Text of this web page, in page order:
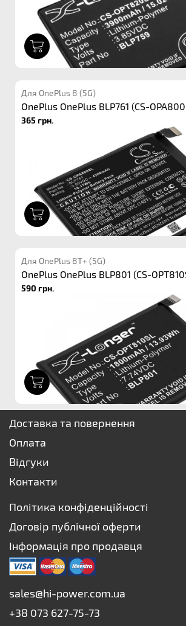
Для OnePlus 8 (5G)
OnePlus OnePlus BLP761 (CS-
365 грн.
Для OnePlus 8T+ (5G)
OnePlus OnePlus BLP801 (CS-
590 грн.
Доставка та повернення
Оплата
Відгуки
Контакти
Політика конфіденційності
Договір публічної оферти
Інформація про продавця
sales@hi-power.com.ua
+38 073 627-75-73